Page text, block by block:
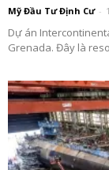
Mỹ Đầu Tư Định Cư -
Dự án
Grenada. Đây là